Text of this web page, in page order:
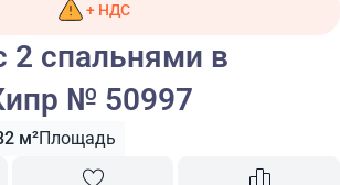
+ НДС
2 спальнями в
№ 50997
м²Площадь